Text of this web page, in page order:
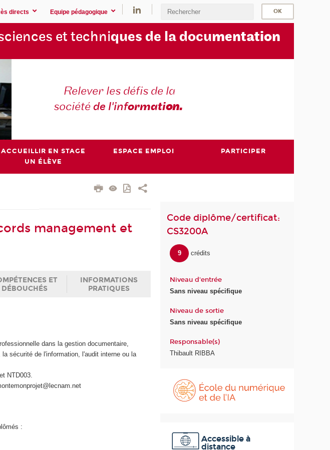
directs Equipe pédagogique
et techniques de la documentation
Relever les défis de la
sociétéde l'information.
ACCUEILLIR EN STAGE
UN ÉLÈVE
ESPACE EMPLOI PARTICIPER
management et
ET
DÉBOUCHÉS
INFORMATIONS
PRATIQUES
dans la gestion documentaire,
sécurité de l'information, l'audit interne ou la
NTD003.
:
Code diplôme/certificat:
CS3200A
9 crédits
Niveau d'entrée
Sans niveau spécifique
Niveau de sortie
Sans niveau spécifique
Responsable(s)
Thibault RIBBA
Accessible à
distance